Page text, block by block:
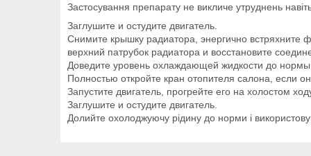
Застосування препарату не викличе утруднень
Заглушите и остудите двигатель.
Снимите крышку радиатора, энергично встряхните
верхний патрубок радиатора и восстановите
Доведите уровень охлаждающей жидкости до
Полностью откройте кран отопителя салона, если
Запустите двигатель, прогрейте его на холостом
Заглушите и остудите двигатель.
Долийте охолоджуючу рідину до норми і